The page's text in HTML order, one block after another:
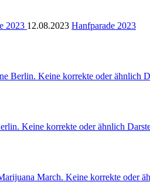
12.08.2023 Hanfparade 2023